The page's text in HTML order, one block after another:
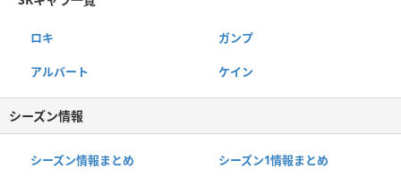
ロキ ガンプ
アルバート ケイン
シーズン情報
シーズン情報まとめ シーズン1情報まとめ